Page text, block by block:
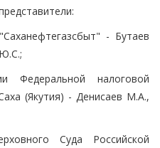
- Бутаев
Федеральной налоговой
(Якутия) - Денисаев М.А.,
Суда Российской